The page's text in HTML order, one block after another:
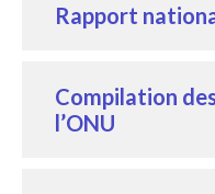
Rapport
Compilation
l’ONU